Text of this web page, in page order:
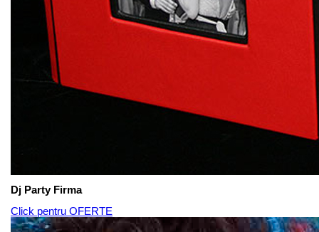
Dj Party Firma
Click pentru OFERTE